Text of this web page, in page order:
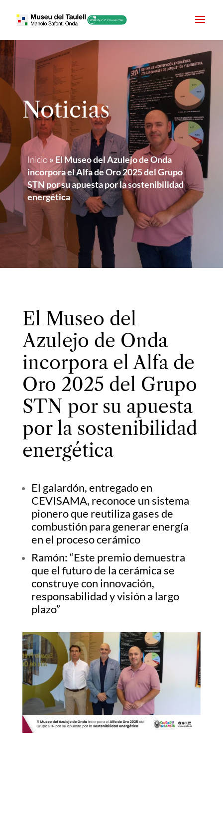
Noticias
Inicio » El Museo del Azulejo de Onda
incorpora el Alfa de Oro 2025 del Grupo
STN por su apuesta por la sostenibilidad
energética
El Museo del
Azulejo de Onda
incorpora el Alfa de
Oro 2025 del Grupo
STN por su apuesta
por la sostenibilidad
energética
El galardón, entregado en
CEVISAMA, reconoce un sistema
pionero que reutiliza gases de
combustión para generar energía
en el proceso cerámico
Ramón: “Este premio demuestra
que el futuro de la cerámica se
construye con innovación,
responsabilidad y visión a largo
plazo”